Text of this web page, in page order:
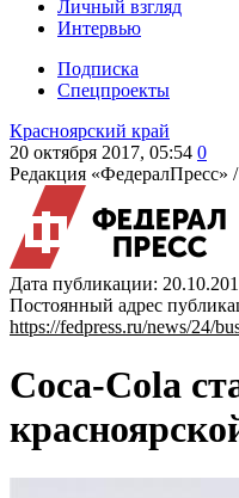
Личный взгляд
Интервью
Подписка
Спецпроекты
Красноярский край
20 октября 2017, 05:54 0
Редакция «ФедералПресс» /
Дата публикации:
Постоянный адрес
https://fedpress.ru/news/24/
Coca-Cola